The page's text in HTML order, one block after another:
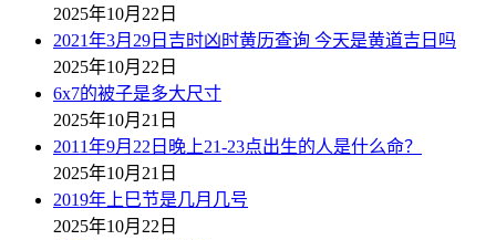
2025年10月22日
2021年3月29日吉时凶时黄历查询 今天是黄道吉日吗
2025年10月22日
6x7的被子是多大尺寸
2025年10月21日
2011年9月22日晚上21-23点出生的人是什么命？
2025年10月21日
2019年上巳节是几月几号
2025年10月22日